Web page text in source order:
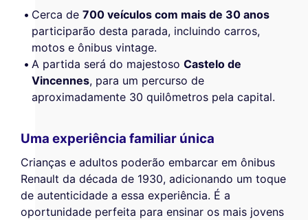
Cerca de 700 veículos com mais de 30 anos
participarão desta parada, incluindo carros,
motos e ônibus vintage.
A partida será do majestoso Castelo de
Vincennes, para um percurso de
aproximadamente 30 quilômetros pela capital.
Uma experiência familiar única
Crianças e adultos poderão embarcar em ônibus
Renault da década de 1930, adicionando um toque
de autenticidade a essa experiência. É a
oportunidade perfeita para ensinar os mais jovens